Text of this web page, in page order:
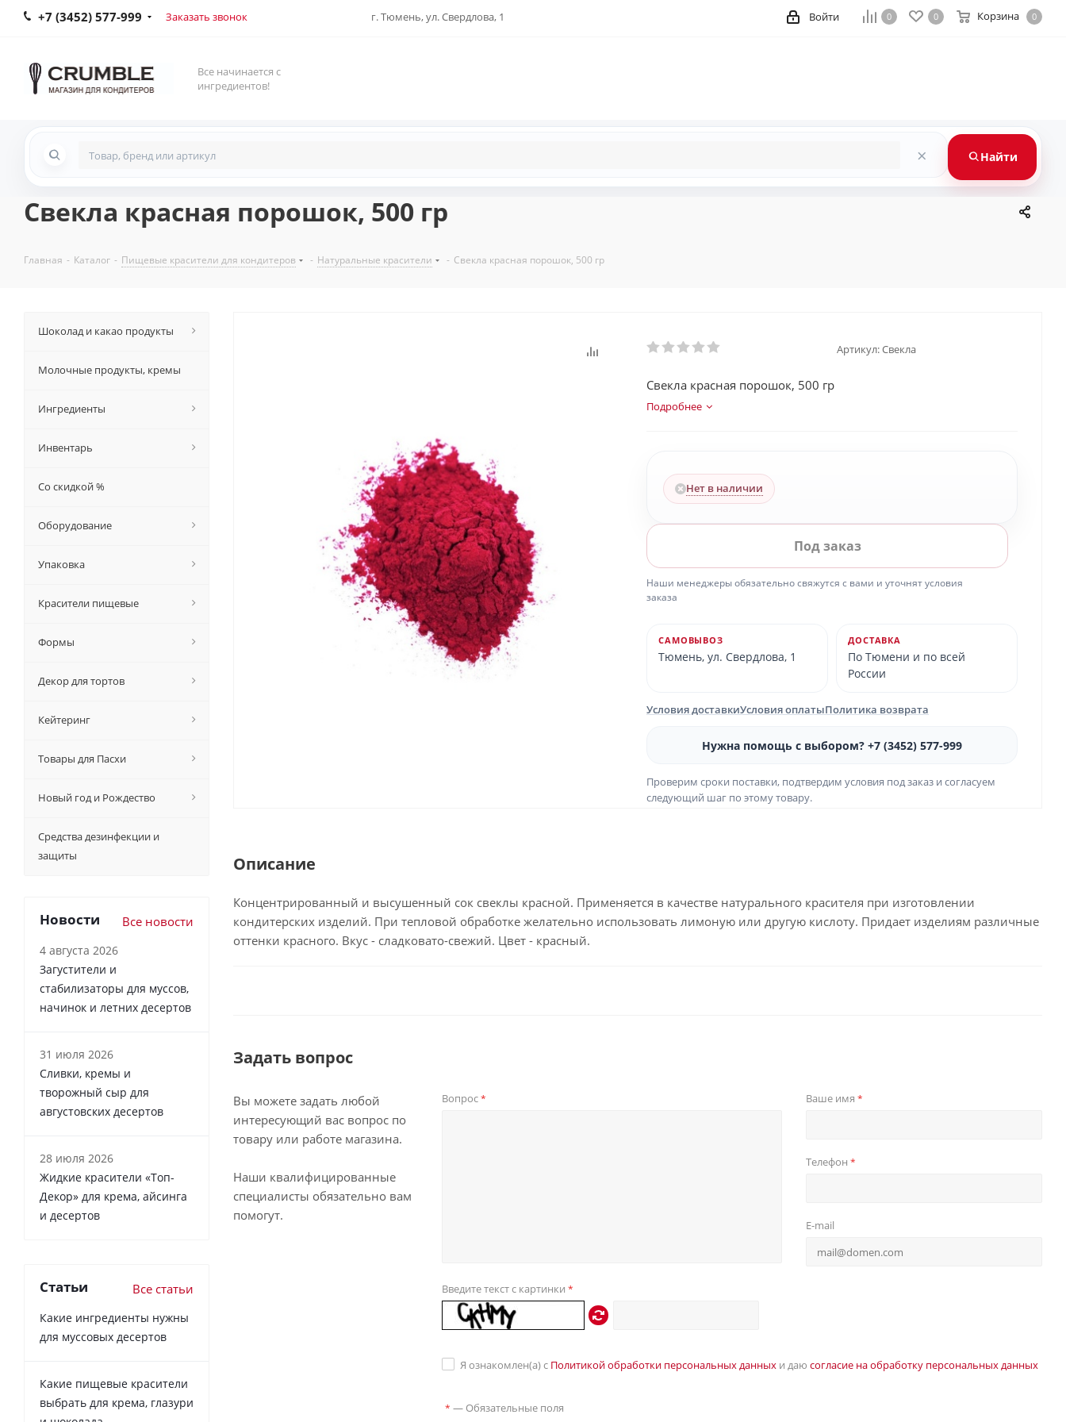
+7 (3452) 577-999 Заказать звонок г. Тюмень, ул. Свердлова, 1 0 0 Корзина 0
Войти
Все начинается с
ингредиентов!
× Найти
Свекла красная порошок, 500 гр
Главная - Каталог - Пищевые красители для кондитеров - Натуральные красители - Свекла красная порошок, 500 гр
Артикул:Свекла
Свекла красная порошок, 500 гр
Подробнее
Нет в наличии
Под заказ
Наши менеджеры обязательно свяжутся с вами и уточнят условия
заказа
САМОВЫВОЗ
Тюмень, ул. Свердлова, 1
ДОСТАВКА
По Тюмени и по всей
России
Условия доставкиУсловия оплатыПолитика возврата
Нужна помощь с выбором? +7 (3452) 577-999
Проверим сроки поставки, подтвердим условия под заказ и согласуем
следующий шаг по этому товару.
Описание
Концентрированный и высушенный сок свеклы красной. Применяется в качестве натурального красителя при изготовлении
кондитерских изделий. При тепловой обработке желательно использовать лимоную или другую кислоту. Придает изделиям различные
оттенки красного. Вкус - сладковато-свежий. Цвет - красный.
Задать вопрос
Вы можете задать любой
интересующий вас вопрос по
товару или работе магазина.
Наши квалифицированные
специалисты обязательно вам
помогут.
Вопрос* Ваше имя *
Телефон *
E-mail
Введите текст с картинки *
Я ознакомлен(а) с Политикой обработки персональных данныхи даю согласие на обработку персональных данных
* — Обязательные поля
Шоколад и какао продукты
Молочные продукты, кремы
Ингредиенты
Инвентарь
Со скидкой %
Оборудование
Упаковка
Красители пищевые
Формы
Декор для тортов
Кейтеринг
Товары для Пасхи
Новый год и Рождество
Средства дезинфекции и
защиты
Новости Все новости
4 августа 2026
Загустители и
стабилизаторы для муссов,
начинок и летних десертов
31 июля 2026
Сливки, кремы и
творожный сыр для
августовских десертов
28 июля 2026
Жидкие красители «Топ-
Декор» для крема, айсинга
и десертов
Статьи Все статьи
Какие ингредиенты нужны
для муссовых десертов
Какие пищевые красители
выбрать для крема, глазури